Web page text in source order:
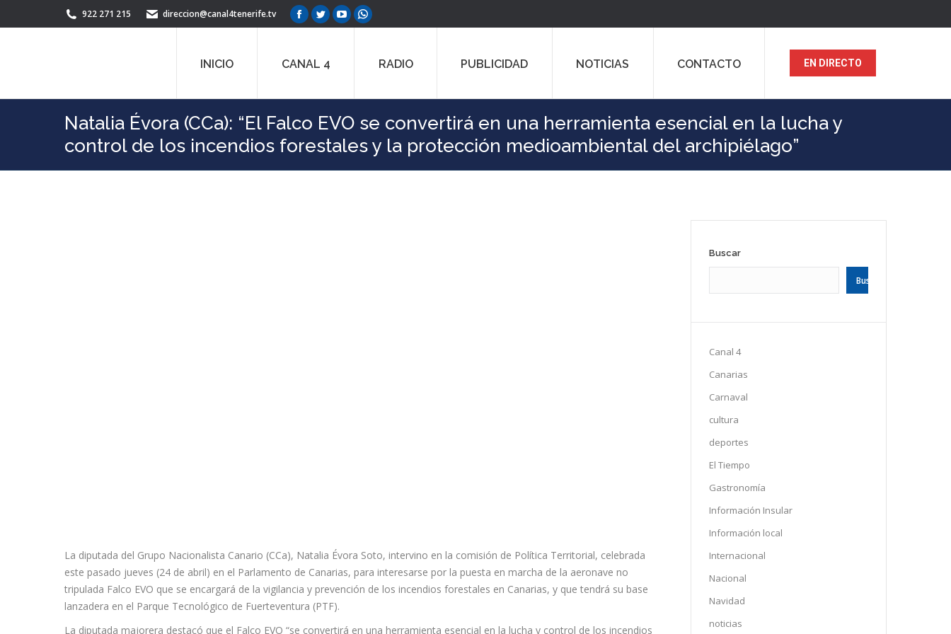
922 271 215 direccion@canal4tenerife.tv
Facebook
opens
new
window
Twitter
opens
new
window
YouTube
new
window
Whatsapp
opens
new
INICIO CANAL 4 RADIO PUBLICIDAD NOTICIAS CONTACTO EN DIRECTO
Natalia Évora (CCa): “El Falco EVO se convertirá en una herramienta esencial en la lucha y
control de los incendios forestales y la protección medioambiental del archipiélago”
La diputada del Grupo Nacionalista Canario (CCa), Natalia Évora Soto, intervino en la comisión de Política Territorial, celebrada
este pasado jueves (24 de abril) en el Parlamento de Canarias, para interesarse por la puesta en marcha de la aeronave no
tripulada Falco EVO que se encargará de la vigilancia y prevención de los incendios forestales en Canarias, y que tendrá su base
lanzadera en el Parque Tecnológico de Fuerteventura (PTF).
La diputada majorera destacó que el Falco EVO “se convertirá en una herramienta esencial en la lucha y control de los incendios
Buscar
Buscar
Canal 4
Canarias
Carnaval
cultura
deportes
El Tiempo
Gastronomía
Información Insular
Información local
Internacional
Nacional
Navidad
noticias